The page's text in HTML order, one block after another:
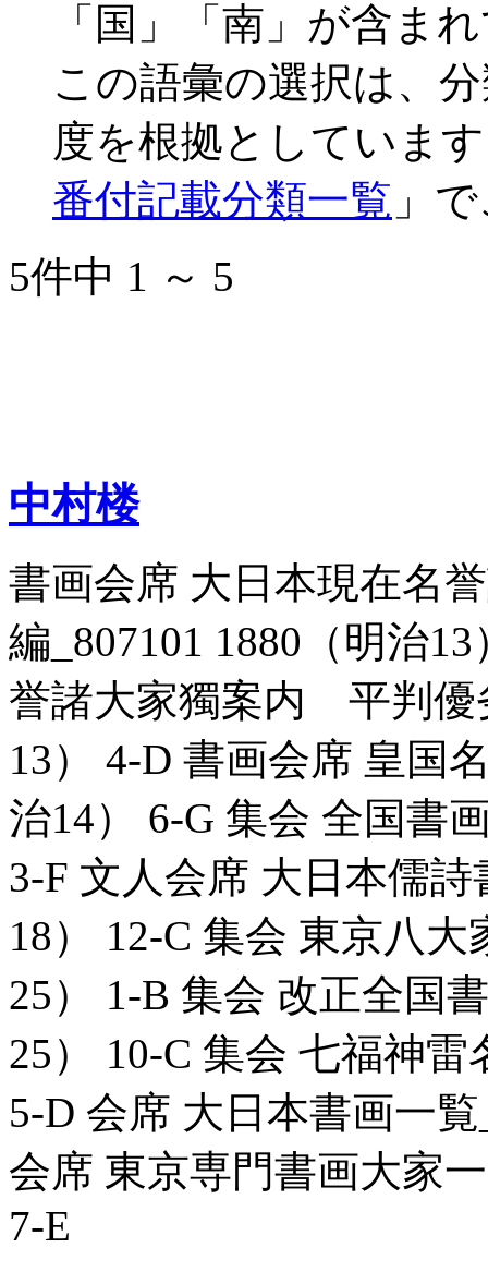
「国」「南」が含ま
この語彙の選択は、
度を根拠としていま
番付記載分類一覧 」
5件中 1 ～ 5
中村楼
書画会席 大日本現在名
編_807101 1880（明治
誉諸大家獨案内 平判優
13） 4-D 書画会席 皇国
治14） 6-G 集会 全国書
3-F 文人会席 大日本儒詩
18） 12-C 集会 東京八大
25） 1-B 集会 改正全国
25） 10-C 集会 七福神雷
5-D 会席 大日本書画一
会席 東京専門書画大家
7-E